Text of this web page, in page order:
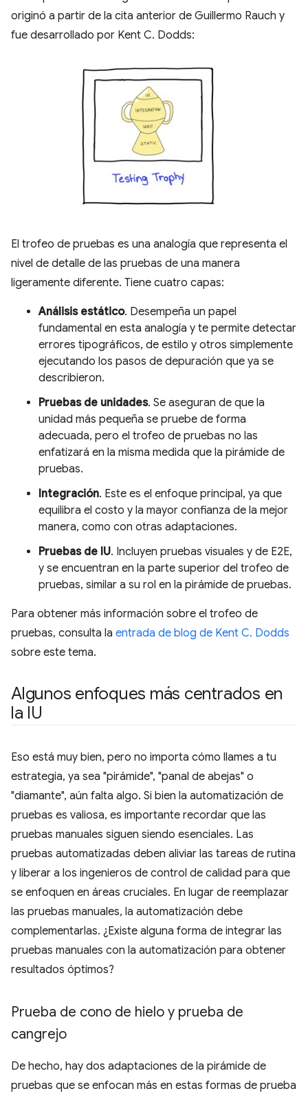
originó a partir de la cita anterior de Guillermo Rauch y
fue desarrollado por Kent C. Dodds:
El trofeo de pruebas es una analogía que representa el
nivel de detalle de las pruebas de una manera
ligeramente diferente. Tiene cuatro capas:
Análisis estático. Desempeña un papel
fundamental en esta analogía y te permite detectar
errores tipográficos, de estilo y otros simplemente
ejecutando los pasos de depuración que ya se
describieron.
Pruebas de unidades. Se aseguran de que la
unidad más pequeña se pruebe de forma
adecuada, pero el trofeo de pruebas no las
enfatizará en la misma medida que la pirámide de
pruebas.
Integración. Este es el enfoque principal, ya que
equilibra el costo y la mayor confianza de la mejor
manera, como con otras adaptaciones.
Pruebas de IU. Incluyen pruebas visuales y de E2E,
y se encuentran en la parte superior del trofeo de
pruebas, similar a su rol en la pirámide de pruebas.
Para obtener más información sobre el trofeo de
pruebas, consulta la entrada de blog de Kent C. Dodds
sobre este tema.
Algunos enfoques más centrados en
la IU
Eso está muy bien, pero no importa cómo llames a tu
estrategia, ya sea "pirámide", "panal de abejas" o
"diamante", aún falta algo. Si bien la automatización de
pruebas es valiosa, es importante recordar que las
pruebas manuales siguen siendo esenciales. Las
pruebas automatizadas deben aliviar las tareas de rutina
y liberar a los ingenieros de control de calidad para que
se enfoquen en áreas cruciales. En lugar de reemplazar
las pruebas manuales, la automatización debe
complementarlas. ¿Existe alguna forma de integrar las
pruebas manuales con la automatización para obtener
resultados óptimos?
Prueba de cono de hielo y prueba de
cangrejo
De hecho, hay dos adaptaciones de la pirámide de
pruebas que se enfocan más en estas formas de prueba